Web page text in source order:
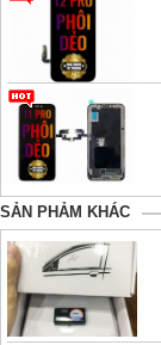
SẢN PHẢM KHÁC